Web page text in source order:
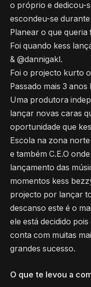
o próprio e dedicou-
escondeu-se
Planear o que
Foi quando kess
& @dannigakl.
Foi o projecto kurto
Passado mais 3
Uma produtora
lançar novas caras
oportunidade que
Escola na zona
e também C.E.O
lançamento das
momentos kess
projecto por lançar
descanso este é o
ele está decidido
conta com muitas
grandes sucesso.
O que te levou a